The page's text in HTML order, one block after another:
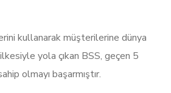
kullanarak müşterilerine dünya
yola çıkan BSS, geçen 5
olmayı başarmıştır.